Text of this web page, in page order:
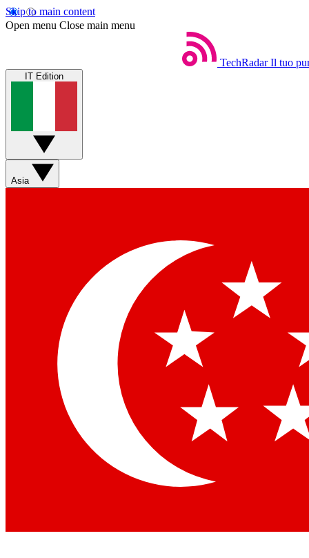
Skip to main content
Open menu Close main menu
TechRadar Il tuo
IT Edition
Asia